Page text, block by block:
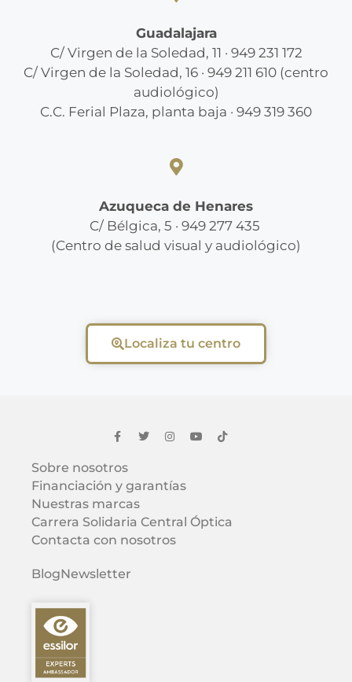
Guadalajara
C/ Virgen de la Soledad, 11 · 949 231 172
C/ Virgen de la Soledad, 16 · 949 211 610 (centro
audiológico)
C.C. Ferial Plaza, planta baja · 949 319 360
Azuqueca de Henares
C/ Bélgica, 5 · 949 277 435
(Centro de salud visual y audiológico)
Localiza tu centro
Sobre nosotros
Financiación y garantías
Nuestras marcas
Carrera Solidaria Central Óptica
Contacta con nosotros
BlogNewsletter